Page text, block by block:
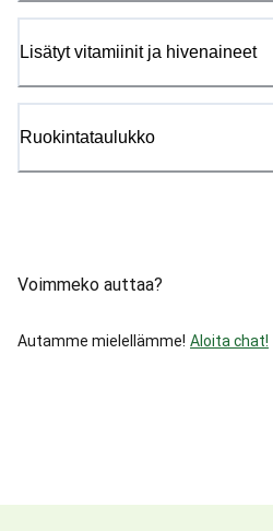
Lisätyt vitamiinit ja hivenaineet
Ruokintataulukko
Voimmeko auttaa?
Autamme mielellämme! Aloita chat!